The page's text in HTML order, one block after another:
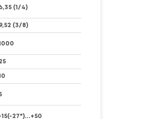
(1/4)
(3/8)
15(-27*)...+50